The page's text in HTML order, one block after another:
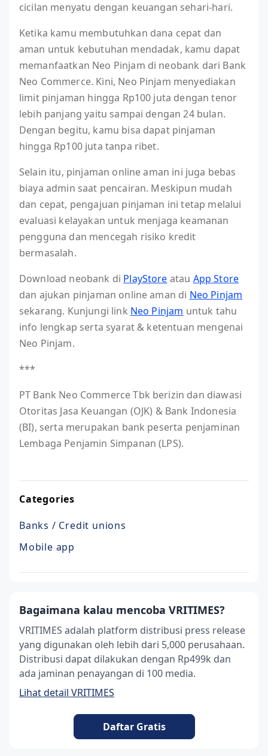
cicilan menyatu dengan keuangan sehari-hari.
Ketika kamu membutuhkan dana cepat dan
aman untuk kebutuhan mendadak, kamu dapat
memanfaatkan Neo Pinjam di neobank dari Bank
Neo Commerce. Kini, Neo Pinjam menyediakan
limit pinjaman hingga Rp100 juta dengan tenor
lebih panjang yaitu sampai dengan 24 bulan.
Dengan begitu, kamu bisa dapat pinjaman
hingga Rp100 juta tanpa ribet.
Selain itu, pinjaman online aman ini juga bebas
biaya admin saat pencairan. Meskipun mudah
dan cepat, pengajuan pinjaman ini tetap melalui
evaluasi kelayakan untuk menjaga keamanan
pengguna dan mencegah risiko kredit
bermasalah.
Download neobank di PlayStore atau App Store
dan ajukan pinjaman online aman di Neo Pinjam
sekarang. Kunjungi link Neo Pinjam untuk tahu
info lengkap serta syarat & ketentuan mengenai
Neo Pinjam.
***
PT Bank Neo Commerce Tbk berizin dan diawasi
Otoritas Jasa Keuangan (OJK) & Bank Indonesia
(BI), serta merupakan bank peserta penjaminan
Lembaga Penjamin Simpanan (LPS).
Categories
Banks / Credit unions
Mobile app
Bagaimana kalau mencoba VRITIMES?
VRITIMES adalah platform distribusi press release
yang digunakan oleh lebih dari 5,000 perusahaan.
Distribusi dapat dilakukan dengan Rp499k dan
ada jaminan penayangan di 100 media.
Lihat detail VRITIMES
Daftar Gratis